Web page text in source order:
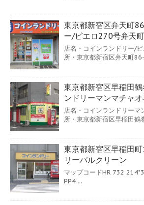
東京都新宿区弁天町
ー/ピエロ270号弁天
店名・コインランドリー/
所・東京都新宿区弁天町
東京都新宿区早稲田
ンドリーマンマチャ
店名・コインランドリーマ
所・東京都新宿区早稲田鶴
東京都新宿区早稲田
リーパルクリーン
マップコードHR 732
PP4 ...